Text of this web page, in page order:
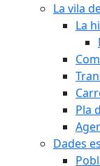
La vila
La
Pla
Dades